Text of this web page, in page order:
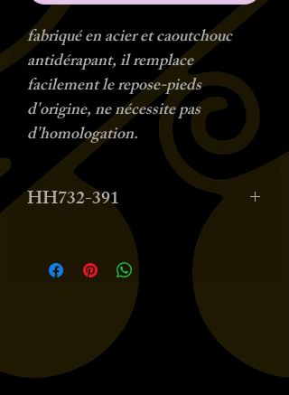
fabriqué en acier et caoutchouc
antidérapant, il remplace
facilement le repose-pieds
d'origine, ne nécessite pas
d'homologation.
HH732-391
PASSAGER !!! POUR LES
MODÈLES SUIVANTS :
YAMAHA XVS125 DRAG
STAR V-STAR 650 CUSTOMX
VS650 DRAG STAR V-STAR
650 CLASSIC CLASSIC